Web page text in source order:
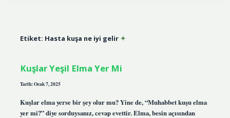
Etiket: Hasta kuşa ne iyi gelir
Kuşlar Yeşil Elma Yer Mi
Tarih: Ocak 7, 2025
Kuşlar elma yerse bir şey olur mu? Yine de, “Muhabbet kuşu elma
yer mi?” diye sorduysanız, cevap evettir. Elma, besin açısından